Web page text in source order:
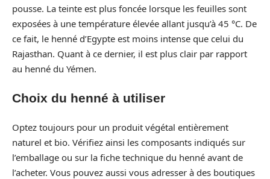
pousse. La teinte est plus foncée lorsque les feuilles sont
exposées à une température élevée allant jusqu’à 45 °C. De
ce fait, le henné d’Egypte est moins intense que celui du
Rajasthan. Quant à ce dernier, il est plus clair par rapport
au henné du Yémen.
Choix du henné à utiliser
Optez toujours pour un produit végétal entièrement
naturel et bio. Vérifiez ainsi les composants indiqués sur
l’emballage ou sur la fiche technique du henné avant de
l’acheter. Vous pouvez aussi vous adresser à des boutiques